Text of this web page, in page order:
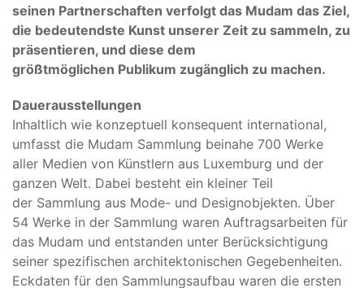
seinen Partnerschaften verfolgt das Mudam das Ziel,
die bedeutendste Kunst unserer Zeit zu sammeln, zu
präsentieren, und diese dem
größtmöglichen Publikum zugänglich zu machen.
Dauerausstellungen
Inhaltlich wie konzeptuell konsequent international,
umfasst die Mudam Sammlung beinahe 700 Werke
aller Medien von Künstlern aus Luxemburg und der
ganzen Welt. Dabei besteht ein kleiner Teil
der Sammlung aus Mode- und Designobjekten. Über
54 Werke in der Sammlung waren Auftragsarbeiten für
das Mudam und entstanden unter Berücksichtigung
seiner spezifischen architektonischen Gegebenheiten.
Eckdaten für den Sammlungsaufbau waren die ersten